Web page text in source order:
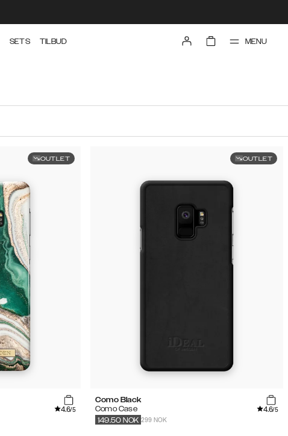
SETS TILBUD MENU
OUTLET
4.6/5
OUTLET
Como Black
Como Case
4.6/5
299 NOK
149.50 NOK